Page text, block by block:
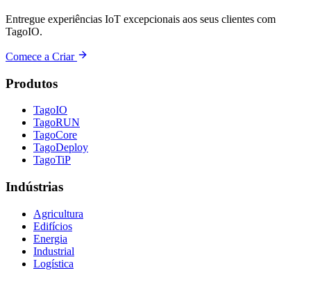
Entregue experiências IoT excepcionais aos seus clientes com
TagoIO.
Comece a Criar
Produtos
TagoIO
TagoRUN
TagoCore
TagoDeploy
TagoTiP
Indústrias
Agricultura
Edifícios
Energia
Industrial
Logística